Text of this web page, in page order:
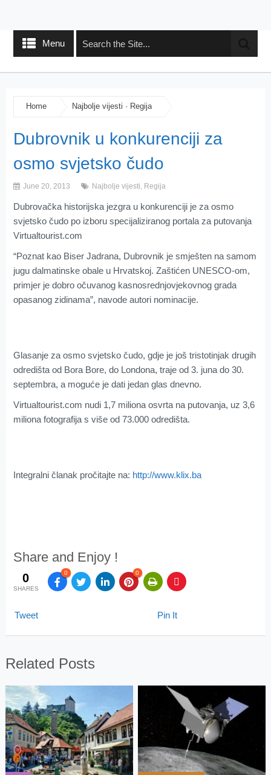
Menu
Home Najbolje vijesti · Regija
Dubrovnik u konkurenciji za
osmo svjetsko čudo
June 20, 2013 Najbolje vijesti, Regija
Dubrovačka historijska jezgra u konkurenciji je za osmo
svjetsko čudo po izboru specijaliziranog portala za putovanja
Virtualtourist.com
“Poznat kao Biser Jadrana, Dubrovnik je smješten na samom
jugu dalmatinske obale u Hrvatskoj. Zaštićen UNESCO-om,
primjer je dobro očuvanog kasnosrednjovjekovnog grada
opasanog zidinama”, navode autori nominacije.
Glasanje za osmo svjetsko čudo, gdje je još tristotinjak drugih
odredišta od Bora Bore, do Londona, traje od 3. juna do 30.
septembra, a moguće je dati jedan glas dnevno.
Virtualtourist.com nudi 1,7 miliona osvrta na putovanja, uz 3,6
miliona fotografija s više od 73.000 odredišta.
Integralni članak pročitajte na: http://www.klix.ba
Share and Enjoy !
0
SHARES
0 0
Tweet Pin It
Related Posts